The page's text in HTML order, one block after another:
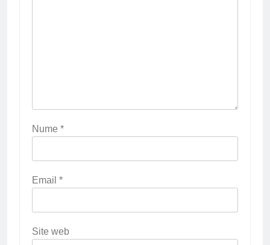
Nume *
Email *
Site web